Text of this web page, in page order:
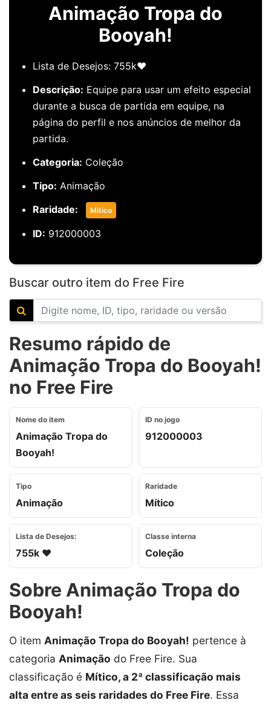
Animação Tropa do
Booyah!
Lista de Desejos: 755k❤️
Descrição: Equipe para usar um efeito especial
durante a busca de partida em equipe, na
página do perfil e nos anúncios de melhor da
partida.
Categoria: Coleção
Tipo: Animação
Raridade:
Mítico
ID: 912000003
Buscar outro item do Free Fire
Resumo rápido de
Animação Tropa do Booyah!
no Free Fire
Nome do item
Animação Tropa do
Booyah!
ID no jogo
912000003
Tipo
Animação
Raridade
Mítico
Lista de Desejos:
755k ❤️
Classe interna
Coleção
Sobre Animação Tropa do
Booyah!
O item Animação Tropa do Booyah! pertence à
categoria Animação do Free Fire. Sua
classificação é Mítico, a 2ª classificação mais
alta entre as seis raridades do Free Fire. Essa